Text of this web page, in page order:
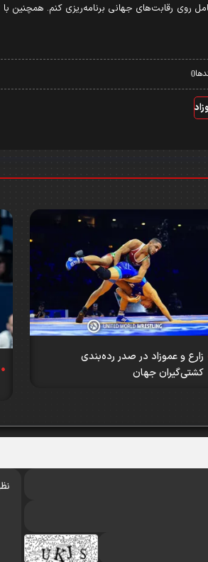
روی رقابت‌های جهانی برنامه‌ریزی کنم. همچنین
0
زارع و عموزاد در صدر رده‌بندی
کشتی‌گیران جهان